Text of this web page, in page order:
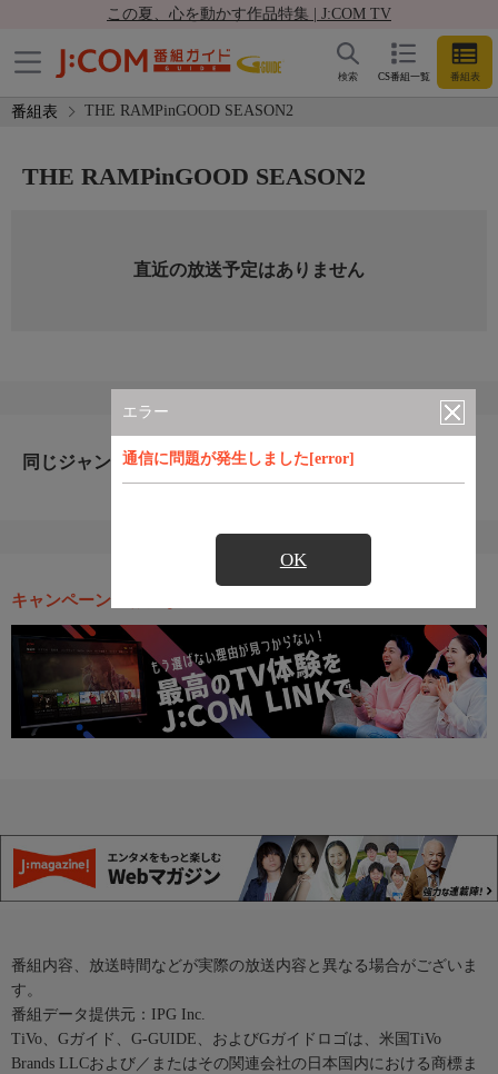
この夏、心を動かす作品特集 | J:COM TV
CS番組一覧 番組表
検索
番組表 THE RAMPinGOOD SEASON2
エラー
通信に問題が発生しました[error]
OK
THE RAMPinGOOD SEASON2
直近の放送予定はありません
同じジャンルのおすすめ番組
キャンペーン・お得な情報
番組内容、放送時間などが実際の放送内容と異なる場合がございま
す。
番組データ提供元：IPG Inc.
TiVo、Gガイド、G-GUIDE、およびGガイドロゴは、米国TiVo
Brands LLCおよび／またはその関連会社の日本国内における商標ま